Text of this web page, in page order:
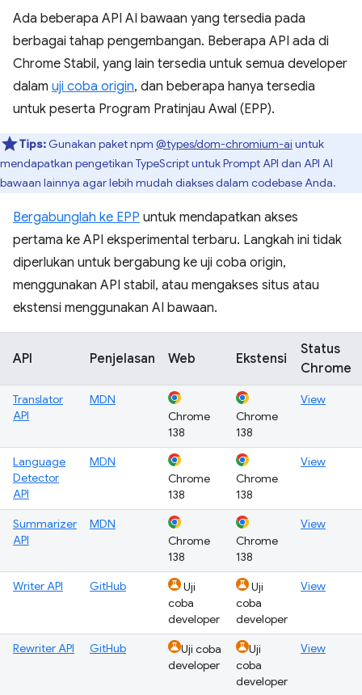
Ada beberapa API AI bawaan yang tersedia pada
berbagai tahap pengembangan. Beberapa API ada di
Chrome Stabil, yang lain tersedia untuk semua developer
dalam uji coba origin, dan beberapa hanya tersedia
untuk peserta Program Pratinjau Awal (EPP).
Tips: Gunakan paket npm @types/dom-chromium-ai untuk
mendapatkan pengetikan TypeScript untuk Prompt API dan API AI
bawaan lainnya agar lebih mudah diakses dalam codebase Anda.
Bergabunglah ke EPP untuk mendapatkan akses
pertama ke API eksperimental terbaru. Langkah ini tidak
diperlukan untuk bergabung ke uji coba origin,
menggunakan API stabil, atau mengakses situs atau
ekstensi menggunakan AI bawaan.
API Penjelasan Web Ekstensi
Status
Chrome
Translator
API
MDN
Chrome
138
Chrome
138
View
Language
Detector
API
MDN
Chrome
138
Chrome
138
View
Summarizer
API
MDN
Chrome
138
Chrome
138
View
Writer API GitHub
Uji
coba
developer
Uji
coba
developer
View
Rewriter API GitHub
Uji coba
developer
Uji
coba
developer
View